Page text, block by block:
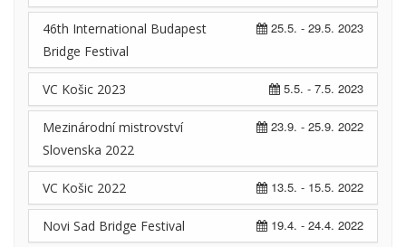
25.5. - 29.5. 2023
46th International Budapest
Bridge Festival
5.5. - 7.5. 2023
VC Košic 2023
23.9. - 25.9. 2022
Mezinárodní mistrovství
Slovenska 2022
13.5. - 15.5. 2022
VC Košic 2022
19.4. - 24.4. 2022
Novi Sad Bridge Festival